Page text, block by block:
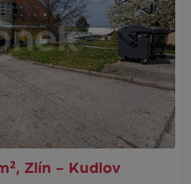
Zlín - Kudlov